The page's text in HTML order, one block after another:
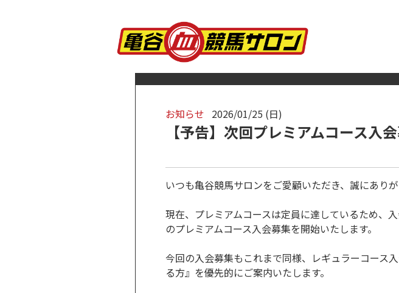
お知らせ 2026/01/25 (日)
【予告】次回プレミアムコース入
いつも亀谷競馬サロンをご愛顧いただき、誠にあり
現在、プレミアムコースは定員に達しているため、
のプレミアムコース入会募集を開始いたします。
今回の入会募集もこれまで同様、レギュラーコース
る方』を優先的にご案内いたします。